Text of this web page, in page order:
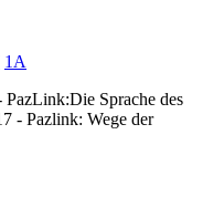
1A
PazLink:Die Sprache des
- Pazlink: Wege der